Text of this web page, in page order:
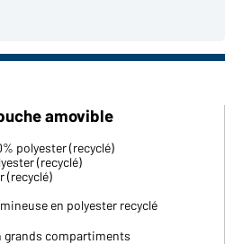
amovible
polyester (recyclé)
(recyclé)
(recyclé)
en polyester recyclé
grands compartiments